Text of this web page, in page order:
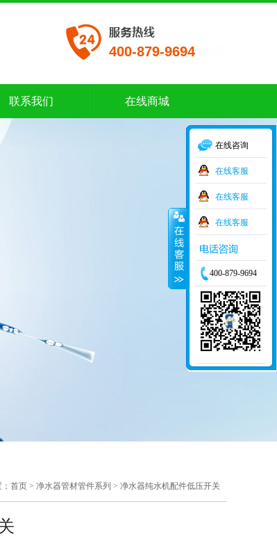
400-879-9694
联系我们 在线商城
首页 > 净水器管材管件系列 > 净水器纯水机配件低压开关
在线咨询
在线客服
在线客服
在线客服
400-879-9694